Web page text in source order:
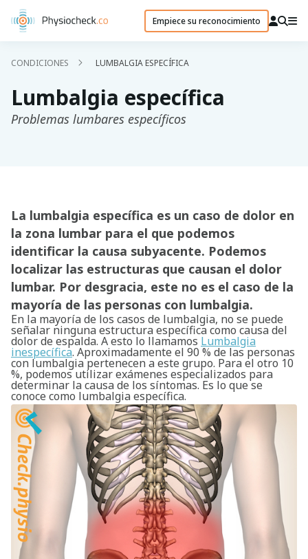
Empiece su reconocimiento
CONDICIONES LUMBALGIA ESPECÍFICA
Lumbalgia específica
Problemas lumbares específicos
La lumbalgia específica es un caso de dolor en
la zona lumbar para el que podemos
identificar la causa subyacente. Podemos
localizar las estructuras que causan el dolor
lumbar. Por desgracia, este no es el caso de la
mayoría de las personas con lumbalgia.
En la mayoría de los casos de lumbalgia, no se puede
señalar ninguna estructura específica como causa del
dolor de espalda. A esto lo llamamos Lumbalgia
inespecífica. Aproximadamente el 90 % de las personas
con lumbalgia pertenecen a este grupo. Para el otro 10
%, podemos utilizar exámenes especializados para
determinar la causa de los síntomas. Es lo que se
conoce como lumbalgia específica.